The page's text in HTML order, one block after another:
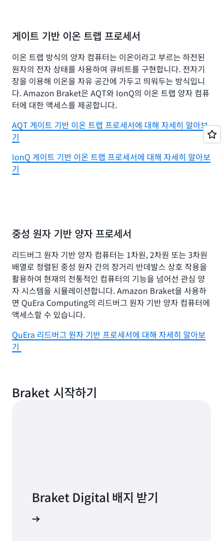
게이트 기반 이온 트랩 프로세서
이온 트랩 방식의 양자 컴퓨터는 이온이라고 부르는 하전된
원자의 전자 상태를 사용하여 큐비트를 구현합니다. 전자기
장을 이용해 이온을 자유 공간에 가두고 띄워두는 방식입니
다. Amazon Braket은 AQT와 IonQ의 이온 트랩 양자 컴퓨
터에 대한 액세스를 제공합니다.
AQT 게이트 기반 이온 트랩 프로세서에 대해 자세히 알아보
기
IonQ 게이트 기반 이온 트랩 프로세서에 대해 자세히 알아보
기
중성 원자 기반 양자 프로세서
리드버그 원자 기반 양자 컴퓨터는 1차원, 2차원 또는 3차원
배열로 정렬된 중성 원자 간의 장거리 반데발스 상호 작용을
활용하여 현재의 전통적인 컴퓨터의 기능을 넘어선 관심 양
자 시스템을 시뮬레이션합니다. Amazon Braket을 사용하
면 QuEra Computing의 리드버그 원자 기반 양자 컴퓨터에
액세스할 수 있습니다.
QuEra 리드버그 원자 기반 프로세서에 대해 자세히 알아보
기
Braket 시작하기
Braket Digital 배지 받기